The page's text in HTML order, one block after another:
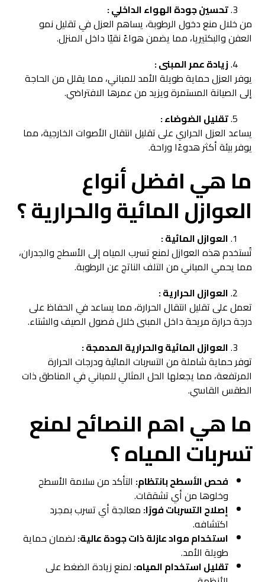
تحسين جودة الهواء الداخلي :
من خلال منع دخول الرطوبة، يساهم العزل في تقليل نمو
العفن والبكتيريا، مما يضمن هواءً نقيًا داخل المنزل.
زيادة عمر المبنى :
يوفر العزل حماية طويلة الأمد للمباني، مما يقلل من الحاجة
إلى الصيانة المستمرة ويزيد من عمرها الافتراضي.
تقليل الضوضاء :
يساعد العزل الحراري على تقليل انتقال الأصوات الخارجية، مما
يوفر بيئة أكثر هدوءًا وراحة.
ما هي افضلأنواع
العوازل المائية والحرارية ؟
العوازل المائية :
تُستخدم هذه العوازل لمنع تسرب المياه إلى الأسطح والجدران،
مما يحمي المباني من التلف الناتج عن الرطوبة.
العوازل الحرارية :
تعمل على تقليل انتقال الحرارة، مما يساعد في الحفاظ على
درجة حرارة مريحة داخل المبنى خلال فصول الصيف والشتاء.
العوازل المائية والحرارية المدمجة :
توفر حماية شاملة من التسربات المائية ودرجات الحرارة
المرتفعة، مما يجعلها الحل المثالي للمباني في المناطق ذات
الطقس القاسي.
ما هي اهم النصائح لمنع
تسربات المياه ؟
فحص الأسطح بانتظام: التأكد من سلامة الأسطح
وخلوها من أي تشققات.
إصلاح التسربات فورًا: معالجة أي تسرب بمجرد
اكتشافه.
استخدام مواد عازلة ذات جودة عالية: لضمان حماية
طويلة الأمد.
تقليل استخدام المياه: لمنع زيادة الضغط على